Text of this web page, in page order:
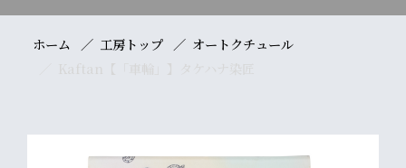
ホーム 工房トップ
オートクチュール